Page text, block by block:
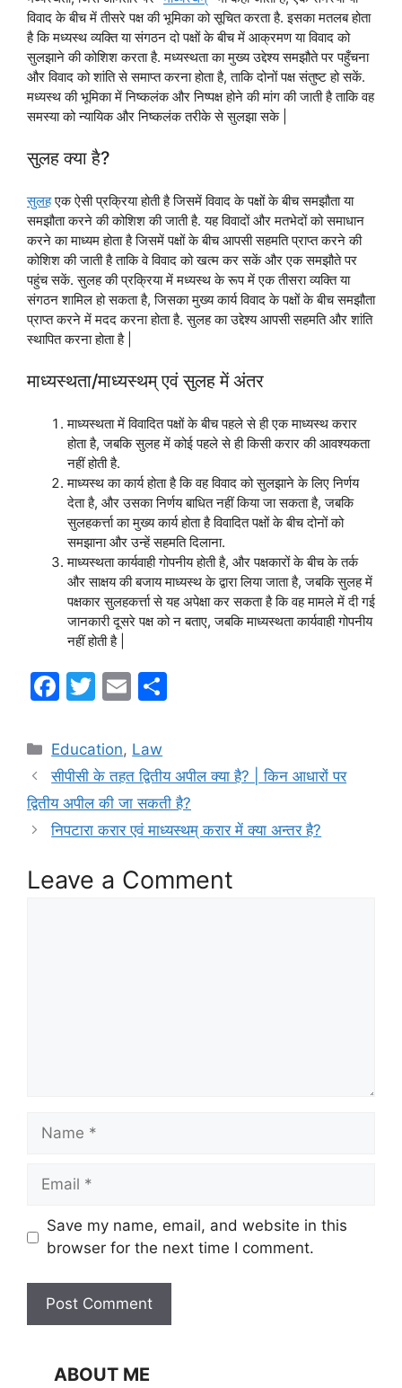
विवाद के बीच में तीसरे पक्ष की भूमिका को सूचित करता है. इसका मतलब होता
है कि मध्यस्थ व्यक्ति या संगठन दो पक्षों के बीच में आक्रमण या विवाद को
सुलझाने की कोशिश करता है. मध्यस्थता का मुख्य उद्देश्य समझौते पर पहुँचना
और विवाद को शांति से समाप्त करना होता है, ताकि दोनों पक्ष संतुष्ट हो सकें.
मध्यस्थ की भूमिका में निष्कलंक और निष्पक्ष होने की मांग की जाती है ताकि वह
समस्या को न्यायिक और निष्कलंक तरीके से सुलझा सके |
सुलह क्या है?
सुलहएक ऐसी प्रक्रिया होती है जिसमें विवाद के पक्षों के बीच समझौता या
समझौता करने की कोशिश की जाती है. यह विवादों और मतभेदों को समाधान
करने का माध्यम होता है जिसमें पक्षों के बीच आपसी सहमति प्राप्त करने की
कोशिश की जाती है ताकि वे विवाद को खत्म कर सकें और एक समझौते पर
पहुंच सकें. सुलह की प्रक्रिया में मध्यस्थ के रूप में एक तीसरा व्यक्ति या
संगठन शामिल हो सकता है, जिसका मुख्य कार्य विवाद के पक्षों के बीच समझौता
प्राप्त करने में मदद करना होता है. सुलह का उद्देश्य आपसी सहमति और शांति
स्थापित करना होता है |
माध्यस्थता/माध्यस्थम् एवं सुलह में अंतर
माध्यस्थता में विवादित पक्षों के बीच पहले से ही एक माध्यस्थ करार
होता है, जबकि सुलह में कोई पहले से ही किसी करार की आवश्यकता
नहीं होती है.
माध्यस्थ का कार्य होता है कि वह विवाद को सुलझाने के लिए निर्णय
देता है, और उसका निर्णय बाधित नहीं किया जा सकता है, जबकि
सुलहकर्त्ता का मुख्य कार्य होता है विवादित पक्षों के बीच दोनों को
समझाना और उन्हें सहमति दिलाना.
माध्यस्थता कार्यवाही गोपनीय होती है, और पक्षकारों के बीच के तर्क
और साक्षय की बजाय माध्यस्थ के द्वारा लिया जाता है, जबकि सुलह में
पक्षकार सुलहकर्त्ता से यह अपेक्षा कर सकता है कि वह मामले में दी गई
जानकारी दूसरे पक्ष को न बताए, जबकि माध्यस्थता कार्यवाही गोपनीय
नहीं होती है |
F
c
e
b
o
k
T
itt
er
E
ai
l
e
Categories
Education, Law
सीपीसी के तहत द्वितीय अपील क्या है? | किन आधारों पर
द्वितीय अपील की जा सकती है?
निपटारा करार एवं माध्यस्थम् करार में क्या अन्तर है?
Leave a Comment
Name
Email
Website
Save my name, email, and website in this
browser for the next time I comment.
ABOUT ME